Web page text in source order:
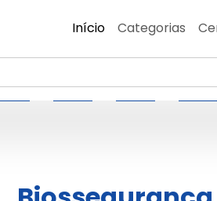
Início Categorias